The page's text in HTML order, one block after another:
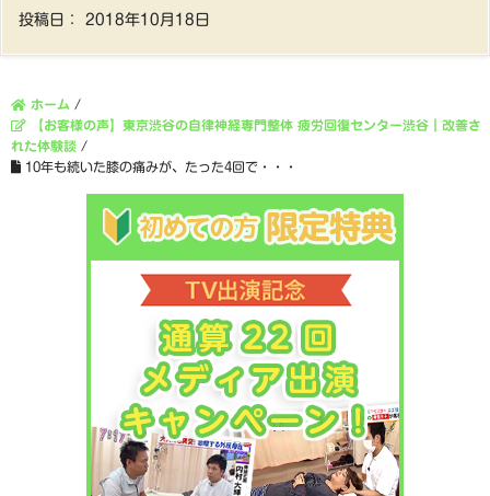
投稿日： 2018年10月18日
ホーム /
【お客様の声】東京渋谷の自律神経専門整体 疲労回復センター渋谷｜改善さ
れた体験談 /
10年も続いた膝の痛みが、たった4回で・・・